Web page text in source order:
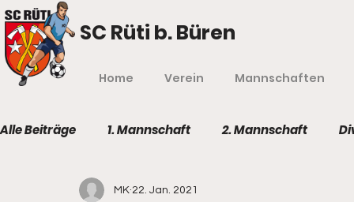
SC Rüti b. Büren
Home Verein Mannschaften
Alle Beiträge 1. Mannschaft 2. Mannschaft
MK 22. Jan. 2021